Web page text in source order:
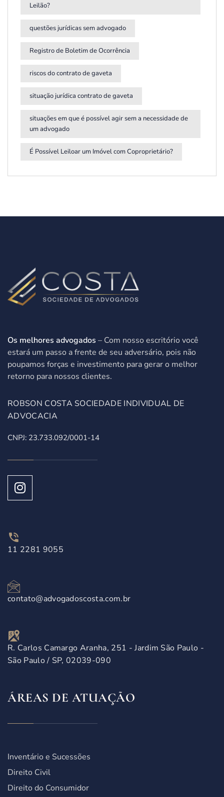
Leilão?
questões jurídicas sem advogado
Registro de Boletim de Ocorrência
riscos do contrato de gaveta
situação jurídica contrato de gaveta
situações em que é possível agir sem a necessidade de
um advogado
É Possível Leiloar um Imóvel com Coproprietário?
Os melhores advogados – Com nosso escritório você
estará um passo a frente de seu adversário, pois não
poupamos forças e investimento para gerar o melhor
retorno para nossos clientes.
ROBSON COSTA SOCIEDADE INDIVIDUAL DE
ADVOCACIA
CNPJ: 23.733.092/0001-14
11 2281 9055
contato@advogadoscosta.com.br
R. Carlos Camargo Aranha, 251 - Jardim São Paulo -
São Paulo / SP, 02039-090
ÁREAS DE ATUAÇÃO
Inventário e Sucessões
Direito Civil
Direito do Consumidor